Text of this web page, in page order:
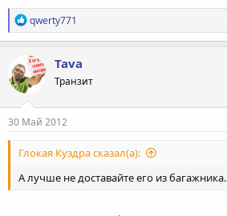
Р
е
а
к
ц
и
:
qwerty771
Tava
Транзит
30 Май 2012
Глокая Куздра сказал(а):
А лучше не доставайте его из багажника.